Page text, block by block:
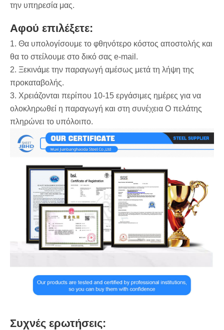
την υπηρεσία μας.
Αφού επιλέξετε:
1. Θα υπολογίσουμε το φθηνότερο κόστος αποστολής και
θα το στείλουμε στο δικό σας e-mail.
2. Ξεκινάμε την παραγωγή αμέσως μετά τη λήψη της
προκαταβολής.
3. Χρειάζονται περίπου 10-15 εργάσιμες ημέρες για να
ολοκληρωθεί η παραγωγή και στη συνέχεια Ο πελάτης
πληρώνει το υπόλοιπο.
Συχνές ερωτήσεις: